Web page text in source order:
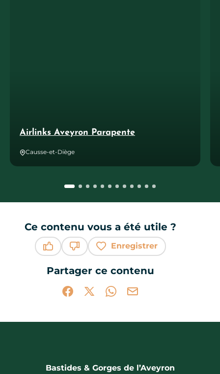
Airlinks Aveyron Parapente
Causse-et-Diège
Ce contenu vous a été utile ?
Enregistrer
Partager ce contenu
Partager sur Facebook (nouvelle
Partager sur X / Twitter (nouvelle
Partager sur WhatsApp
Partager par mail
Bastides & Gorges de l’Aveyron